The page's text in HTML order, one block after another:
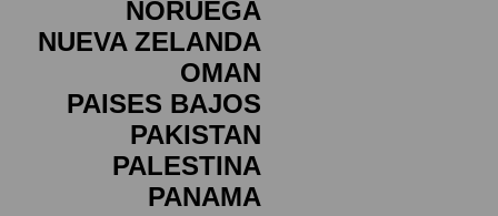
NORUEGA
NUEVA ZELANDA
OMAN
PAISES BAJOS
PAKISTAN
PALESTINA
PANAMA